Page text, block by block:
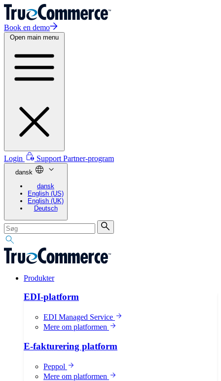
Book en demo
Open main menu
Login Support Partner-program
dansk
dansk
English (US)
English (UK)
Deutsch
Produkter
EDI-platform
EDI Managed Service
Mere om platformen
E-fakturering platform
Peppol
Mere om platformen